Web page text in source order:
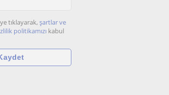
tıklayarak, şartlar ve
politikamızı kabul